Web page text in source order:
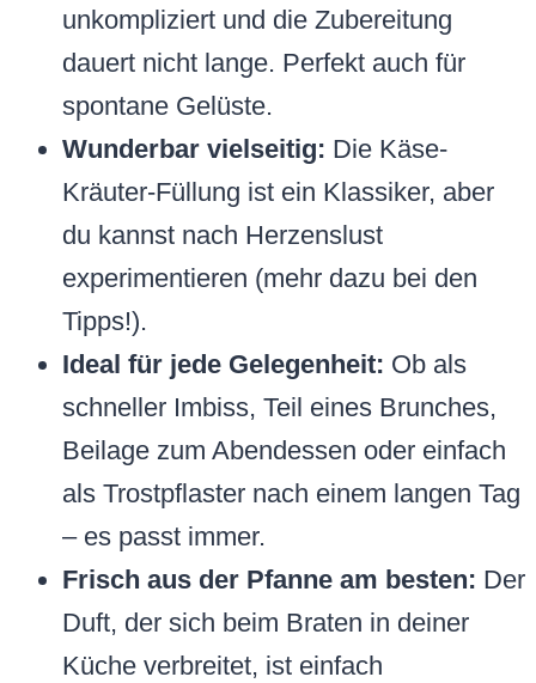
unkompliziert und die Zubereitung
dauert nicht lange. Perfekt auch für
spontane Gelüste.
Wunderbar vielseitig: Die Käse-
Kräuter-Füllung ist ein Klassiker, aber
du kannst nach Herzenslust
experimentieren (mehr dazu bei den
Tipps!).
Ideal für jede Gelegenheit: Ob als
schneller Imbiss, Teil eines Brunches,
Beilage zum Abendessen oder einfach
als Trostpflaster nach einem langen Tag
– es passt immer.
Frisch aus der Pfanne am besten: Der
Duft, der sich beim Braten in deiner
Küche verbreitet, ist einfach